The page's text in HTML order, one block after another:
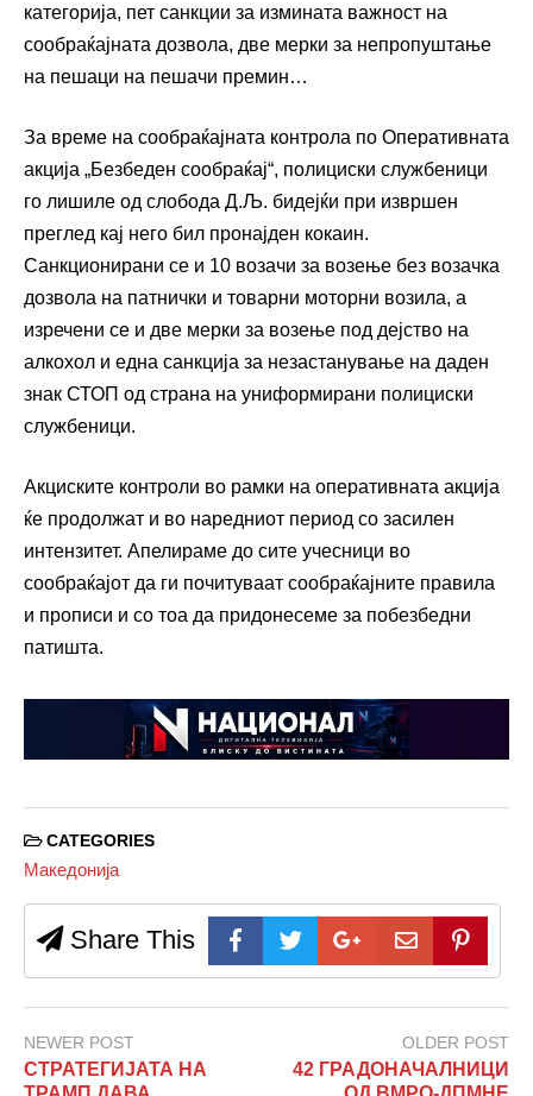
категорија, пет санкции за измината важност на
сообраќајната дозвола, две мерки за непропуштање
на пешаци на пешачи премин…
За време на сообраќајната контрола по Оперативната
акција „Безбеден сообраќај“, полициски службеници
го лишиле од слобода Д.Љ. бидејќи при извршен
преглед кај него бил пронајден кокаин.
Санкционирани се и 10 возачи за возење без возачка
дозвола на патнички и товарни моторни возила, а
изречени се и две мерки за возење под дејство на
алкохол и една санкција за незастанување на даден
знак СТОП од страна на униформирани полициски
службеници.
Акциските контроли во рамки на оперативната акција
ќе продолжат и во наредниот период со засилен
интензитет. Апелираме до сите учесници во
сообраќајот да ги почитуваат сообраќајните правила
и прописи и со тоа да придонесеме за побезбедни
патишта.
CATEGORIES
Македонија
Share This
NEWER POST
СТРАТЕГИЈАТА НА
OLDER POST
42 ГРАДОНАЧАЛНИЦИ